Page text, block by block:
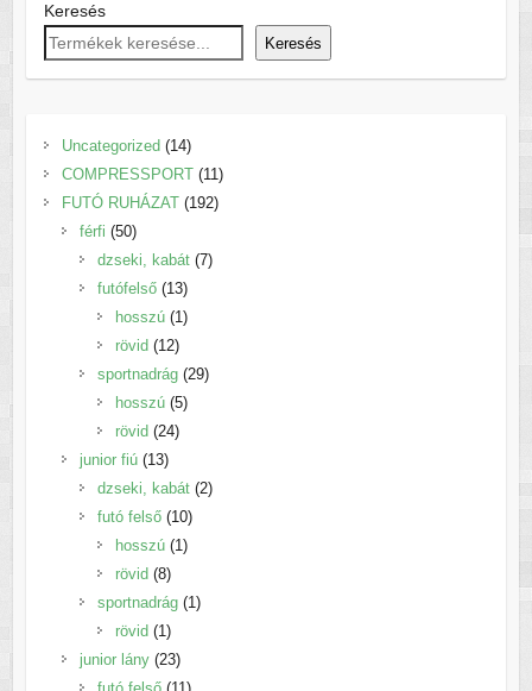
ki
Keresés
Keresés
Uncategorized 1414
termék
COMPRESSPORT 1111
termék
FUTÓ RUHÁZAT 192192
férfi 5050
termék
dzseki, kabát 77
futófelső 1313
termék
hosszú 11
rövid 1212
termék
sportnadrág 2929
hosszú 55
rövid 2424
junior fiú 1313
termék
dzseki, kabát 22
futó felső 1010
termék
hosszú 11
rövid 88
termék
sportnadrág 11
rövid 11
termék
junior lány 2323
termék
11